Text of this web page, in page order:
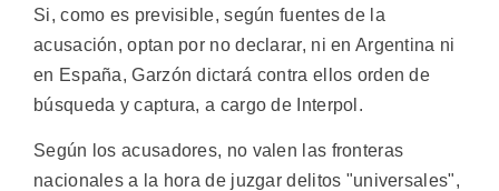
Si, como es previsible, según fuentes de la
acusación, optan por no declarar, ni en Argentina ni
en España, Garzón dictará contra ellos orden de
búsqueda y captura, a cargo de Interpol.
Según los acusadores, no valen las fronteras
nacionales a la hora de juzgar delitos "universales",